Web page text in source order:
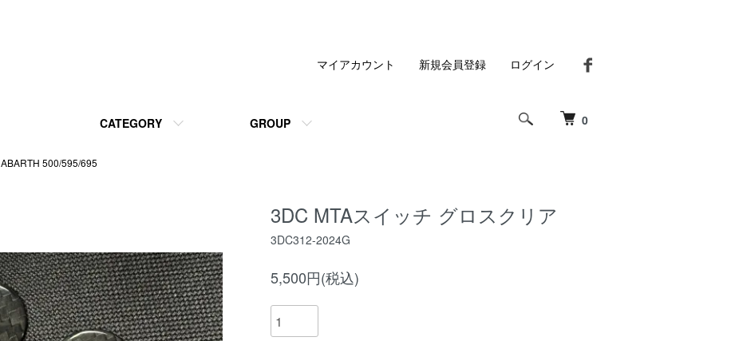
0
CATEGORY GROUP
マイアカウント 新規会員登録 ログイン
ABARTH 500/595/695
3DC MTAスイッチ グロスクリア
3DC312-2024G
5,500円(税込)